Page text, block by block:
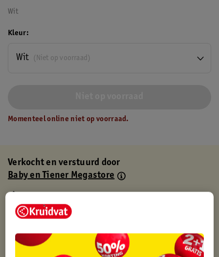
Wit
Kleur
(Niet op voorraad)
Wit
Momenteel online niet op voorraad.
Verkocht en verstuurd door
Baby en Tiener Megastore
Gratis thuisbezorgd
Gratis retourneren via verkooppartner.